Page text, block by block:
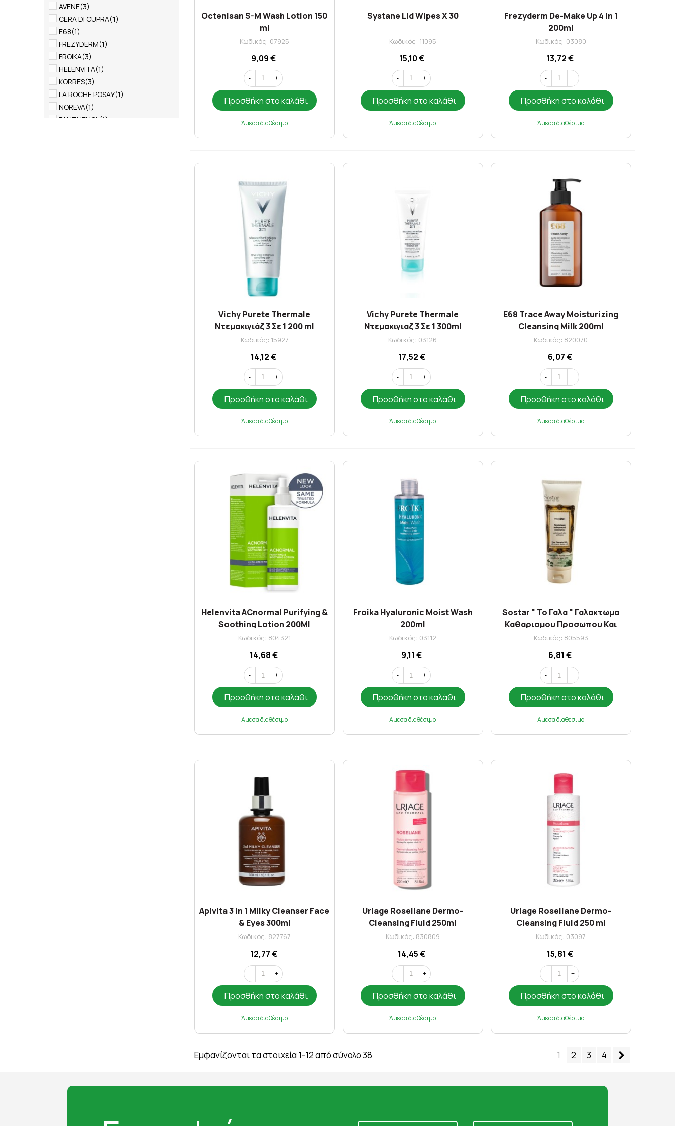
AVENE(3)
CERA DI CUPRA(1)
E68(1)
FREZYDERM(1)
FROIKA(3)
HELENVITA(1)
KORRES(3)
LA ROCHE POSAY(1)
NOREVA(1)
PANTHENOL (1)
Octenisan S-M Wash Lotion 150
ml
Κωδικός: 07925
9,09 €
- +
Προσθήκη στο καλάθι
Άμεσα διαθέσιμο
Systane Lid Wipes X 30
Κωδικός: 11095
15,10 €
- +
Προσθήκη στο καλάθι
Άμεσα διαθέσιμο
Frezyderm De-Make Up 4 In 1
200ml
Κωδικός: 03080
13,72 €
- +
Προσθήκη στο καλάθι
Άμεσα διαθέσιμο
Vichy Purete Thermale
Ντεμακιγιάζ 3 Σε 1 200 ml
Κωδικός: 15927
14,12 €
- +
Προσθήκη στο καλάθι
Άμεσα διαθέσιμο
Vichy Purete Thermale
Ντεμακιγιαζ 3 Σε 1 300ml
Κωδικός: 03126
17,52 €
- +
Προσθήκη στο καλάθι
Άμεσα διαθέσιμο
E68 Trace Away Moisturizing
Cleansing Milk 200ml
Κωδικός: 820070
6,07 €
- +
Προσθήκη στο καλάθι
Άμεσα διαθέσιμο
Helenvita ACnormal Purifying &
Soothing Lotion 200Ml
Κωδικός: 804321
14,68 €
- +
Προσθήκη στο καλάθι
Άμεσα διαθέσιμο
Froika Hyaluronic Moist Wash
200ml
Κωδικός: 03112
9,11 €
- +
Προσθήκη στο καλάθι
Άμεσα διαθέσιμο
Sostar " Το Γαλα " Γαλακτωμα
Καθαρισμου Προσωπου Και
Ματιων 150ml
Κωδικός: 805593
6,81 €
- +
Προσθήκη στο καλάθι
Άμεσα διαθέσιμο
Apivita 3 In 1 Milky Cleanser Face
& Eyes 300ml
Κωδικός: 827767
12,77 €
- +
Προσθήκη στο καλάθι
Άμεσα διαθέσιμο
Uriage Roseliane Dermo-
Cleansing Fluid 250ml
Κωδικός: 830809
14,45 €
- +
Προσθήκη στο καλάθι
Άμεσα διαθέσιμο
Uriage Roseliane Dermo-
Cleansing Fluid 250 ml
Κωδικός: 03097
15,81 €
- +
Προσθήκη στο καλάθι
Άμεσα διαθέσιμο
Εμφανίζονται τα στοιχεία 1-12 από σύνολο 38 1 2 3 4